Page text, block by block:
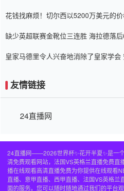
花钱找麻烦！切尔西以5200万美元的
缺少英超联赛金靴位三连胜 海拉德落
皇家马德里令人兴奋地消除了皇家学会
友情链接
24直播网
24直播网——2026世界杯✨花开半夏✨是一
清免费观看网站，法国VS英格兰直播免费直
播在线观看高清直播免费为你提供在线观看
直播、意甲直播、西甲直播、法国VS英格兰
面的服务。您可以随时随地通过我们的平台